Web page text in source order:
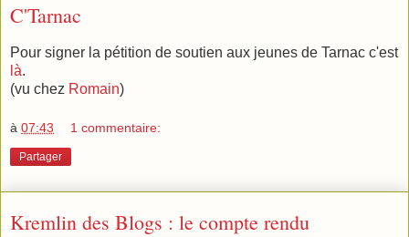
C'Tarnac
Pour signer la pétition de soutien aux jeunes de Tarnac c'est
là.
(vu chez Romain)
à 07:43 1 commentaire:
Partager
Kremlin des Blogs : le compte rendu